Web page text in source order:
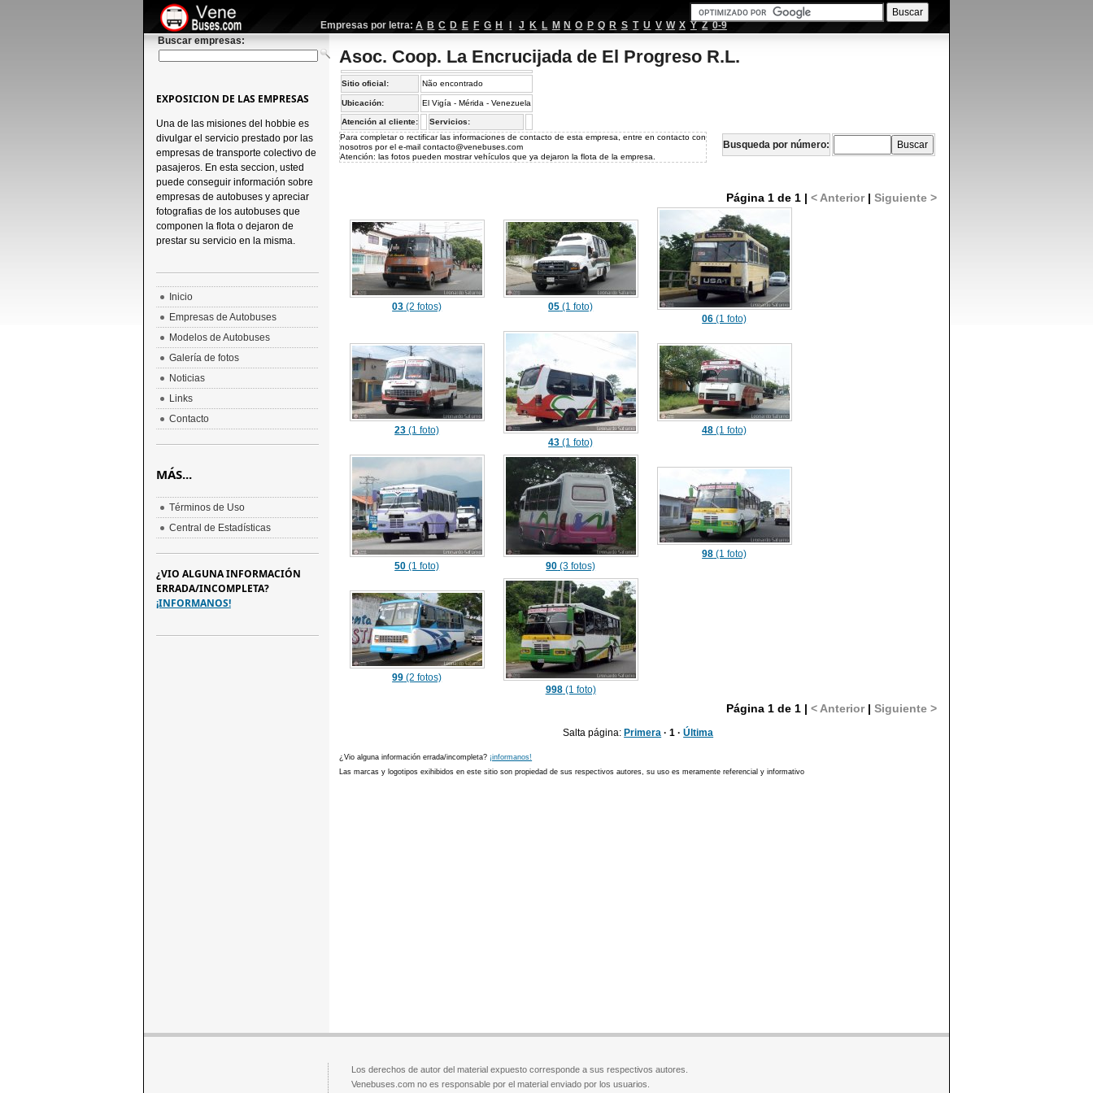
Empresas por letra: A B C D E F G H J K L M N O P Q R S T U V W X Y Z 0-9
Buscar empresas:
Asoc. Coop. La Encrucijada de El Progreso R.L.
Sitio oficial: Não encontrado
Ubicación: El Vigía - Mérida - Venezuela
Atención al cliente:
Servicios:
Para completar o rectificar las informaciones de contacto de esta empresa, entre en contacto con
nosotros por el e-mailcontacto@venebuses.com
Atención: las fotos pueden mostrar vehículos que ya dejaron la flota de la empresa.
Busqueda por número:
Página 1 de 1 |< Anterior|Siguiente >
03 (2 fotos) 05 (1 foto)
06 (1 foto)
23 (1 foto)
43 (1 foto)
48 (1 foto)
50 (1 foto) 90 (3 fotos)
98 (1 foto)
99 (2 fotos)
998(1 foto)
Página 1 de 1 |< Anterior|Siguiente >
Salta página: Primera · 1 ·Última
¿Vio alguna información errada/incompleta? ¡informanos!
Las marcas y logotipos exihibidos en este sitio son propiedad de sus respectivos autores, su uso es meramente referencial y informativo
EXPOSICION DE LAS EMPRESAS
Una de las misiones del hobbie es
divulgar el servicio prestado por las
empresas de transporte colectivo de
pasajeros. En esta seccion, usted
puede conseguir información sobre
empresas de autobuses y apreciar
fotografias de los autobuses que
componen la flota o dejaron de
prestar su servicio en la misma.
Inicio
Empresas de Autobuses
Modelos de Autobuses
Galería de fotos
Noticias
Links
Contacto
MÁS...
Términos de Uso
Central de Estadísticas
¿VIO ALGUNA INFORMACIÓN
ERRADA/INCOMPLETA?
¡INFORMANOS!
Los derechos de autor del material expuesto corresponde a sus respectivos autores.
Venebuses.com no es responsable por el material enviado por los usuarios.